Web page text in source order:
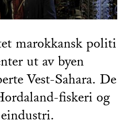
marokkansk politi
ut av byen
Vest-Sahara. De
fiskeri og